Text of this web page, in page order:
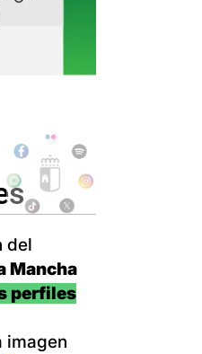
del
Mancha
perfiles
imagen